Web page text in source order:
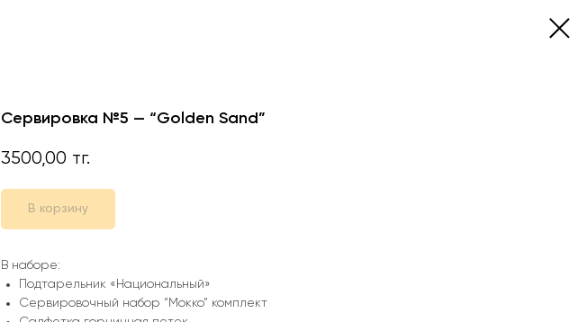
Сервировка №5 — “Golden Sand”
3500,00 тг.
В корзину
В наборе:
Подтарельник «Национальный»
Сервировочный набор “Мокко” комплект